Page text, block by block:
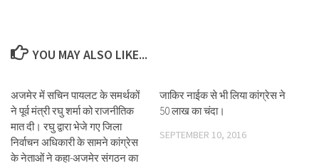
YOU MAY ALSO LIKE...
अजमेर में सचिन पायलट के समर्थकों
ने पूर्व मंत्री रघु शर्मा को राजनीतिक
मात दी। रघु द्वारा भेजे गए जिला
निर्वाचन अधिकारी के सामने कांग्रेस
के नेताओं ने कहा-अजमेर संगठन का
जाकिर नाईक से भी लिया कांग्रेस ने
50 लाख का चंदा।
SEPTEMBER 10, 2016